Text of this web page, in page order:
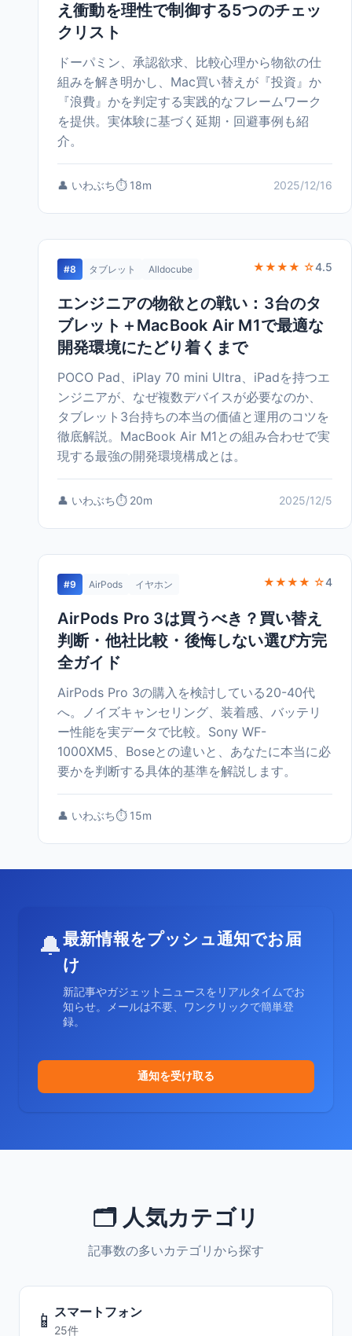
え衝動を理性で制御する5つのチェッ
クリスト
ドーパミン、承認欲求、比較心理から物欲の仕
組みを解き明かし、Mac買い替えが『投資』か
『浪費』かを判定する実践的なフレームワーク
を提供。実体験に基づく延期・回避事例も紹
介。
👤 いわぶち⏱️ 18m 2025/12/16
#8 タブレット Alldocube ★★★★ ☆4.5
エンジニアの物欲との戦い：3台のタ
ブレット＋MacBook Air M1で最適な
開発環境にたどり着くまで
POCO Pad、iPlay 70 mini Ultra、iPadを持つエ
ンジニアが、なぜ複数デバイスが必要なのか、
タブレット3台持ちの本当の価値と運用のコツを
徹底解説。MacBook Air M1との組み合わせで実
現する最強の開発環境構成とは。
👤 いわぶち⏱️ 20m 2025/12/5
#9 AirPods イヤホン ★★★★ ☆4
AirPods Pro 3は買うべき？買い替え
判断・他社比較・後悔しない選び方完
全ガイド
AirPods Pro 3の購入を検討している20-40代
へ。ノイズキャンセリング、装着感、バッテリ
ー性能を実データで比較。Sony WF-
1000XM5、Boseとの違いと、あなたに本当に必
要かを判断する具体的基準を解説します。
👤 いわぶち⏱️ 15m
🔔最新情報をプッシュ通知でお届
け
新記事やガジェットニュースをリアルタイムでお
知らせ。メールは不要、ワンクリックで簡単登
録。
通知を受け取る
🗂️ 人気カテゴリ
記事数の多いカテゴリから探す
📱 スマートフォン
25件